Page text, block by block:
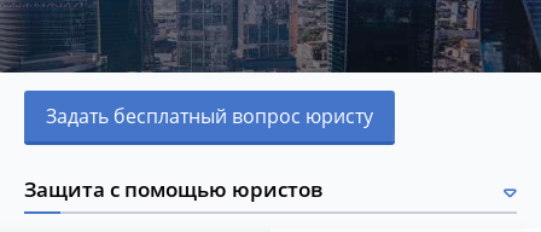
Задать бесплатный вопрос юристу
Защита с помощью юристов